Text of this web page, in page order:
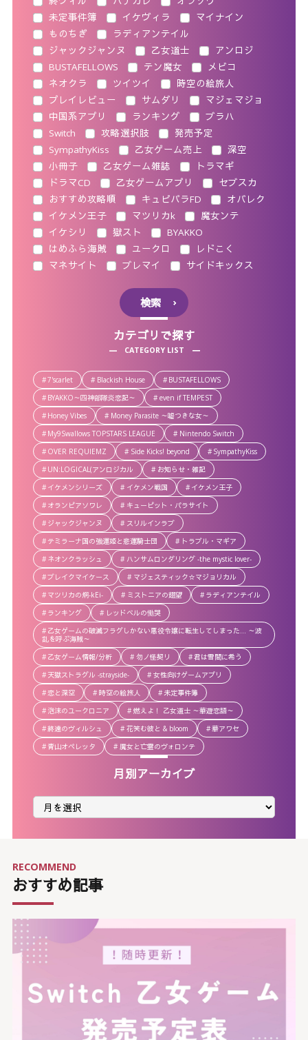
未定事件簿
イケヴィラ
マイナイン
ものちぎ
ラディアンテイル
ジャックジャンヌ
乙女道士
アンロジ
BUSTAFELLOWS
テン魔女
メビコ
ネオクラ
ツイツイ
時空の絵旅人
プレイレビュー
サムダリ
マジェマジョ
中国系アプリ
ランキング
ブラハ
Switch
攻略選択肢
発売予定
SympathyKiss
乙女ゲーム売上
深空
小冊子
乙女ゲーム雑誌
トラマギ
ドラマCD
乙女ゲームアプリ
セブスカ
おすすめ攻略順
キュピパラFD
オバレク
イケメン王子
マツリカk
魔女ンテ
イケシリ
獄スト
BYAKKO
はめふら海賊
ユークロ
レドこく
マネサイト
ブレマイ サイドキックス
検索
カテゴリで探す
CATEGORY LIST
7'scarlet Blackish House
BUSTAFELLOWS
BYAKKO～四神部隊炎恋記～
even if TEMPEST
Honey Vibes
Money Parasite ～嘘つきな女～
My9Swallows TOPSTARS LEAGUE
Nintendo Switch
OVER REQUIEMZ
Side Kicks! beyond
SympathyKiss
UN:LOGICAL(アンロジカル
お知らせ・雑記
イケメンシリーズ
イケメン戦国
イケメン王子
オランピアソワレ
キューピット・パラサイト
ジャックジャンヌ
スリルインラブ
テミラーナ国の強運姫と悲運騎士団
トラブル・マギア
ネオンクラッシュ
ハンサムロンダリング -the mystic lover-
ブレイクマイケース
マジェスティック☆マジョリカル
マツリカの炯-kEi-
ミストニアの翅望
ラディアンテイル
ランキング
レッドベルの慟哭
乙女ゲームの破滅フラグしかない悪役令嬢に転生してしまった… ～波
乱を呼ぶ海賊～
乙女ゲーム情報/分析
勿ノ怪契リ
君は雪間に希う
天獄ストラグル -strayside-
女性向けゲームアプリ
恋と深空
時空の絵旅人
未定事件簿
泡沫のユークロニア
燃えよ！ 乙女道士 ～華遊恋語～
終遠のヴィルシュ
花笑む彼と & bloom
華アワセ
青山オペレッタ
魔女と亡霊のヴォロンテ
月別アーカイブ
月
ア
カ
おすすめ記事
RECOMMEND